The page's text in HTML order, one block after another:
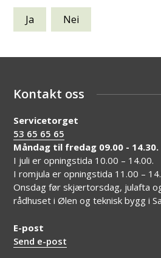
Ja Nei
Kontakt oss
Servicetorget
53 65 65 65
Måndag til fredag 09.00 - 14.30.
I juli er opningstida 10.00 – 14.00.
I romjula er opningstida 11.00 –
Onsdag før skjærtorsdag, julafta
rådhuset i Ølen og teknisk bygg i
E-post
Send e-post